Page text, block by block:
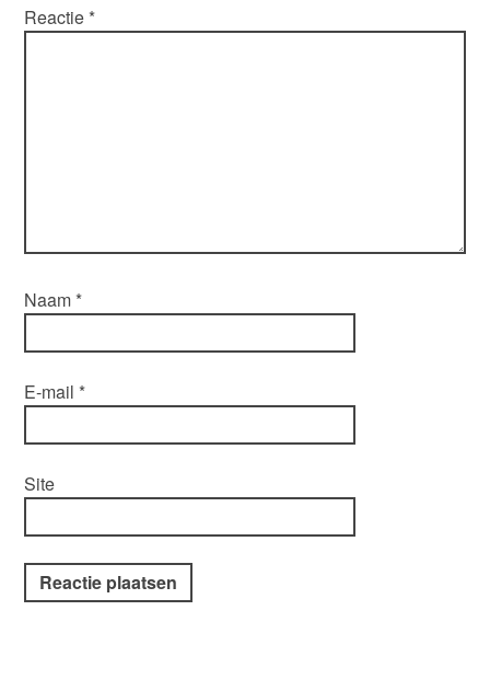
Reactie *
Naam *
E-mail *
Site